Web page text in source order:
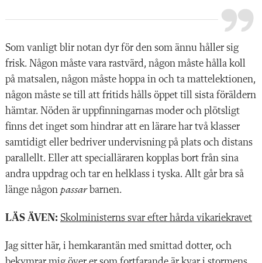
Som vanligt blir notan dyr för den som ännu håller sig
frisk. Någon måste vara rastvärd, någon måste hålla koll
på matsalen, någon måste hoppa in och ta mattelektionen,
någon måste se till att fritids hålls öppet till sista föräldern
hämtar. Nöden är uppfinningarnas moder och plötsligt
finns det inget som hindrar att en lärare har två klasser
samtidigt eller bedriver undervisning på plats och distans
parallellt. Eller att specialläraren kopplas bort från sina
andra uppdrag och tar en helklass i tyska. Allt går bra så
länge någon passar barnen.
LÄS ÄVEN: Skolministerns svar efter hårda vikariekravet
Jag sitter här, i hemkarantän med smittad dotter, och